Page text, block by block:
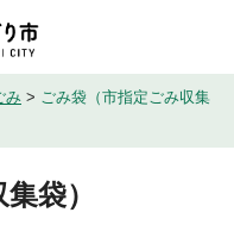
み > ごみ袋（市指定ごみ収集
袋）